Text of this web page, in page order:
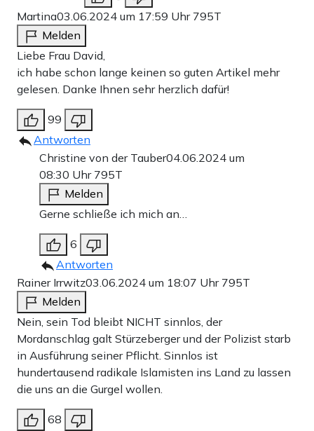
Martina03.06.2024 um 17:59 Uhr 795T
Melden
Liebe Frau David,
ich habe schon lange keinen so guten Artikel mehr
gelesen. Danke Ihnen sehr herzlich dafür!
99
Antworten
Christine von der Tauber04.06.2024 um
08:30 Uhr 795T
Melden
Gerne schließe ich mich an…
6
Antworten
Rainer Irrwitz03.06.2024 um 18:07 Uhr 795T
Melden
Nein, sein Tod bleibt NICHT sinnlos, der
Mordanschlag galt Stürzeberger und der Polizist starb
in Ausführung seiner Pflicht. Sinnlos ist
hundertausend radikale Islamisten ins Land zu lassen
die uns an die Gurgel wollen.
68